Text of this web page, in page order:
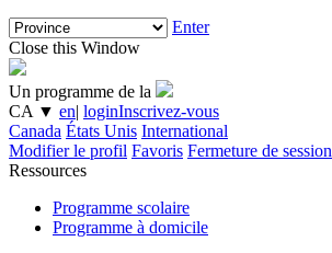
Enter
Close this Window
Un programme de la
CA ▼ en| loginInscrivez-vous
Canada États Unis International
Modifier le profil Favoris Fermeture de session
Ressources
Programme scolaire
Programme à domicile